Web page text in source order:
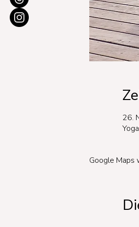
26.
Google Maps